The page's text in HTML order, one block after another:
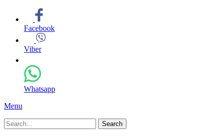
Facebook
Viber
Whatsapp
Menu
Search
for: